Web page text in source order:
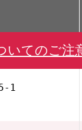
いてのご注
1